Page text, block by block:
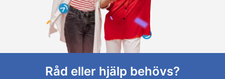
Råd eller hjälp behövs?